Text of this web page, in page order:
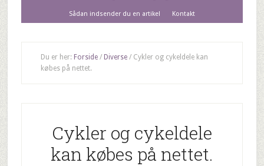
Sådan indsender du en artikel Kontakt
Du er her: Forside / Diverse /Cykler og cykeldele kan
købes på nettet.
Cykler og cykeldele
kan købes på nettet.